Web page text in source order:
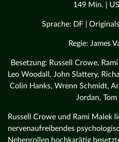
149 Min. |
Sprache: DF |
Regie: James
Besetzung: Russell Crowe,
Leo Woodall, John Slattery,
Colin Hanks, Wrenn Schmidt,
Jordan, Tom
Russell Crowe und Rami Malek
nervenaufreibendes
Nebenrollen hochkarätig